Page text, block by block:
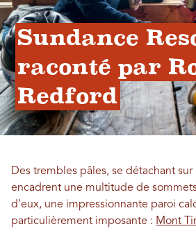
Sundance
raconté par
Redford
Des trembles pâles, se détachant
encadrent une multitude de
d'eux, une impressionnante paroi
particulièrement imposante : Mont